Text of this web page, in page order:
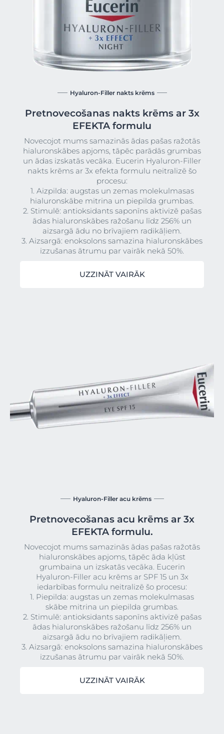
Hyaluron-Filler nakts krēms
Pretnovecošanas nakts krēms ar 3x
EFEKTA formulu
Novecojot mums samazinās ādas pašas ražotās
hialuronskābes apjoms, tāpēc parādās grumbas
un ādas izskatās vecāka. Eucerin Hyaluron-Filler
nakts krēms ar 3x efekta formulu neitralizē šo
procesu:
1. Aizpilda: augstas un zemas molekulmasas
hialuronskābe mitrina un piepilda grumbas.
2. Stimulē: antioksidants saponīns aktivizē pašas
ādas hialuronskābes ražošanu līdz 256% un
aizsargā ādu no brīvajiem radikāļiem.
3. Aizsargā: enoksolons samazina hialuronskābes
izzušanas ātrumu par vairāk nekā 50%.
UZZINĀT VAIRĀK
Hyaluron-Filler acu krēms
Pretnovecošanas acu krēms ar 3x
EFEKTA formulu.
Novecojot mums samazinās ādas pašas ražotās
hialuronskābes apjoms, tāpēc āda kļūst
grumbaina un izskatās vecāka. Eucerin
Hyaluron-Filler acu krēms ar SPF 15 un 3x
iedarbības formulu neitralizē šo procesu:
1. Piepilda: augstas un zemas molekulmasas
skābe mitrina un piepilda grumbas.
2. Stimulē: antioksidants saponīns aktivizē pašas
ādas hialuronskābes ražošanu līdz 256% un
aizsargā ādu no brīvajiem radikāļiem.
3. Aizsargā: enoksolons samazina hialuronskābes
izzušanas ātrumu par vairāk nekā 50%.
UZZINĀT VAIRĀK